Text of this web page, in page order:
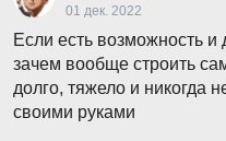
01 дек. 2022
Если есть возможность и
зачем вообще строить
долго, тяжело и никогда
своими руками